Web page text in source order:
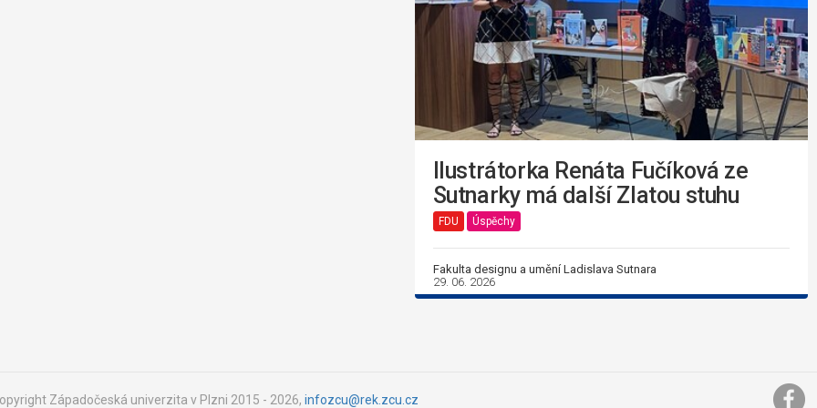
Ilustrátorka Renáta Fučíková ze
Sutnarky má další Zlatou stuhu
FDU Úspěchy
Fakulta designu a umění Ladislava Sutnara
29. 06. 2026
Západočeská univerzita v Plzni 2015 - 2026, infozcu@rek.zcu.cz